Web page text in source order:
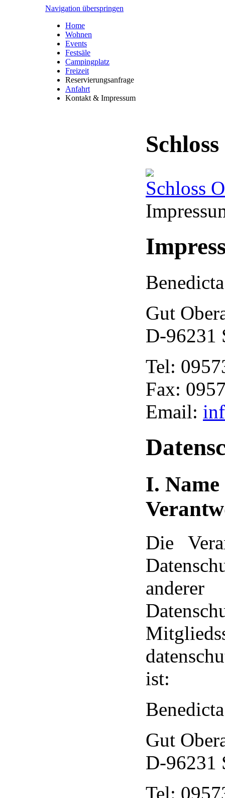
Navigation überspringen
Home
Wohnen
Events
Festsäle
Campingplatz
Freizeit
Reservierungsanfrage
Anfahrt
Kontakt & Impressum
Schloss
Gut
D-96231
Tel:
Fax:
Email:
I.
Die
ist:
Gut
D-96231
Tel: